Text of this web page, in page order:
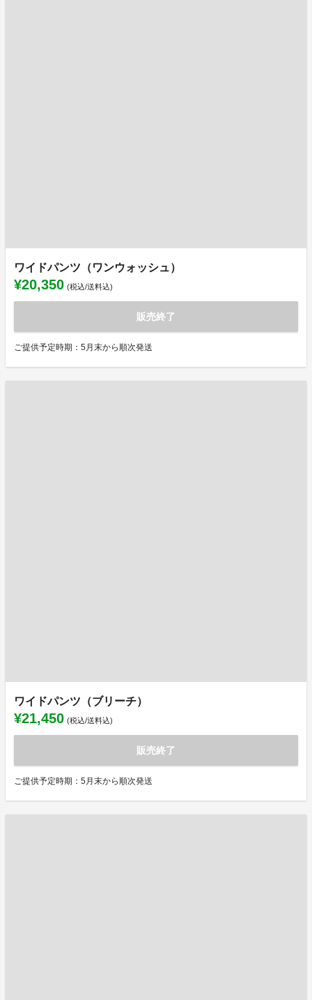
ワイドパンツ（ワンウォッシュ）
¥20,350 (税込/送料込)
販売終了
ご提供予定時期：5月末から順次発送
ワイドパンツ（ブリーチ）
¥21,450 (税込/送料込)
販売終了
ご提供予定時期：5月末から順次発送